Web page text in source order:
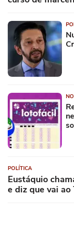
POLÍTICA
Eustáquio
e diz que vai